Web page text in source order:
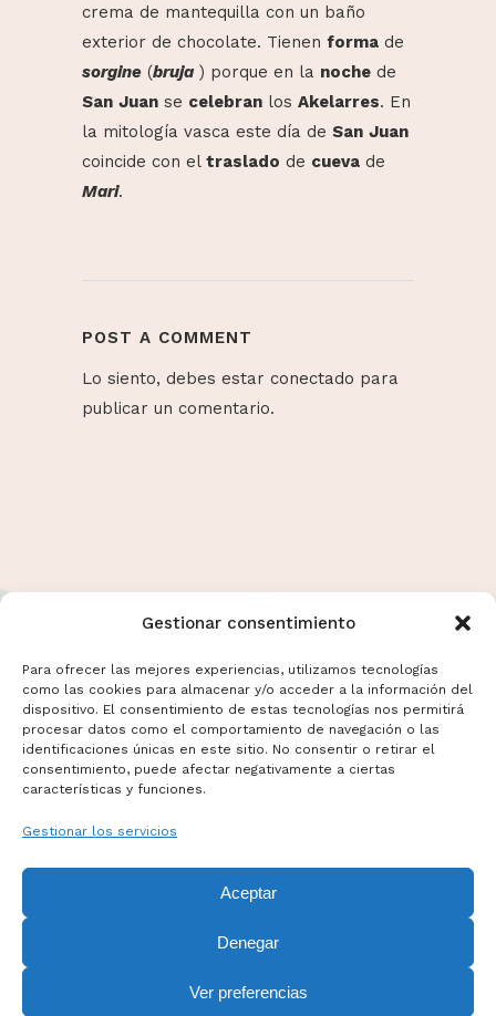
Gestionar consentimiento
Para ofrecer las mejores experiencias, utilizamos tecnologías
como las cookies para almacenar y/o acceder a la información del
dispositivo. El consentimiento de estas tecnologías nos permitirá
procesar datos como el comportamiento de navegación o las
identificaciones únicas en este sitio. No consentir o retirar el
consentimiento, puede afectar negativamente a ciertas
características y funciones.
Gestionar los servicios
Aceptar
Denegar
Ver preferencias
crema de mantequilla con un baño
exterior de chocolate. Tienen forma de
sorgine (bruja) porque en la noche de
San Juan se celebran los Akelarres. En
la mitología vasca este día de San Juan
coincide con el traslado de cueva de
Mari.
POST A COMMENT
Lo siento, debes estar conectado para
publicar un comentario.
Términos y Condiciones
Aviso Legal
Politicas de Cookies